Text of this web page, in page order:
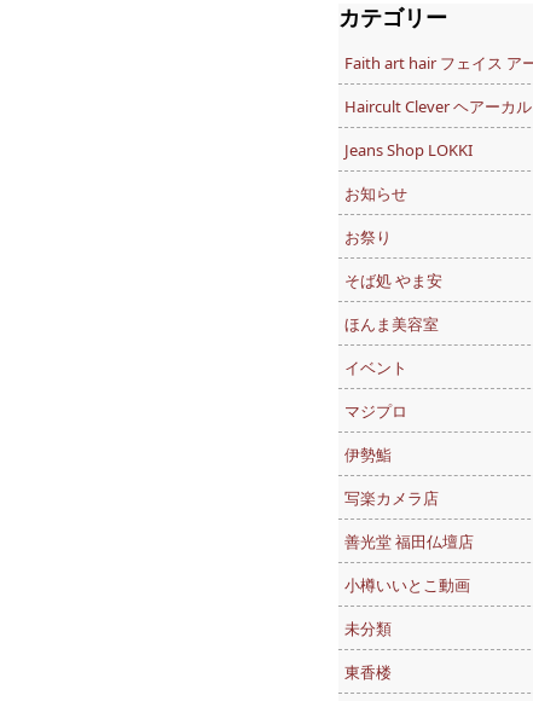
カテゴリー
Faith art hair フェイス ア
Haircult Clever ヘアーカ
Jeans Shop LOKKI
お知らせ
お祭り
そば処 やま安
ほんま美容室
イベント
マジプロ
伊勢鮨
写楽カメラ店
善光堂 福田仏壇店
小樽いいとこ動画
未分類
東香楼